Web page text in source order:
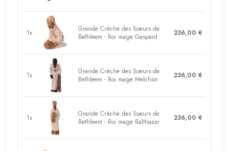
1x
Grande Crèche des Soeurs de
Bethleem - Roi mage Gaspard
236,00 €
1x
Grande Crèche des Soeurs de
Bethleem - Roi mage Melchior
236,00 €
1x
Grande Crèche des Soeurs de
Bethleem - Roi mage Balthazar
236,00 €